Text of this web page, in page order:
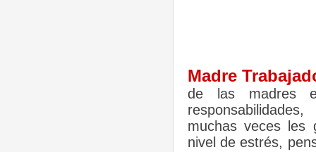
Madre
de las madres
muchas veces les
nivel de estrés,